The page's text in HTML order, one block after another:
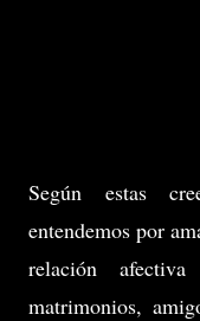
Según estas
entendemos por
relación
matrimonios,